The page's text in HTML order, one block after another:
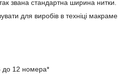
звана стандартна ширина нитки.
для виробів в техніці макраме.
до 12 номера*